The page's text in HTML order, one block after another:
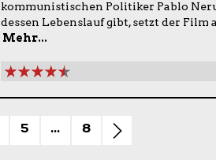
kommunistischen Politiker Pablo
dessen Lebenslauf gibt, setzt der Film
Mehr...
5 ... 8